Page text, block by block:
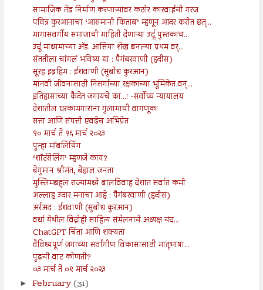
सामाजिक तेढ निर्माण करणाऱ्यांवर कठोर कारवाईची गरज
पवित्र कुरआनाचा ‘आसमानी किताब’ म्हणून आदर करीत छत्...
मागासवर्गीय समाजाची माहिती देणाऱ्या उर्दू पुस्तकाच...
उर्दू माध्यमाच्या अ‍ॅड. आसिया शेख बनल्या प्रथम वर्...
संततीला चांगलं भविष्य द्या : पैगंबरवाणी (हदीस)
सूरह इब्रहिम : ईशवाणी (सुबोध कुरआन)
मानवी जीवनासाठी निसर्गाच्या रक्षकाच्या भूमिकेत वन्...
इतिहासाच्या कैदेत जगायचे का...! -सर्वोच्च न्यायालय
देशातील घरकामगारांना गुलामाची वागणूक!
सत्ता आणि संपत्ती एवढेच अभिप्रेत
१० मार्च ते १६ मार्च २०२३
पुन्हा मॉबलिंचिंग
‘शॉर्टसेलिंग’ म्हणजे काय?
बेगुमान श्रीमंत, बेहाल जनता
मुस्लिमबहुल राज्यांमध्ये बालविवाह देशात सर्वात कमी
अल्लाह उदार मनाचा आहे : पैगंबरवाणी (हदीस)
अर्रअद : ईशवाणी (सुबोध कुरआन)
वर्धा येथील विद्रोही साहित्य संमेलनाचे अध्यक्ष चंद...
ChatGPT चिंता आणि शक्यता
वैविध्यपूर्ण जगाच्या सर्वांगीण विकासासाठी मातृभाषा...
पुढची वाट कोणती?
०३ मार्च ते ०९ मार्च २०२३
► February(31)